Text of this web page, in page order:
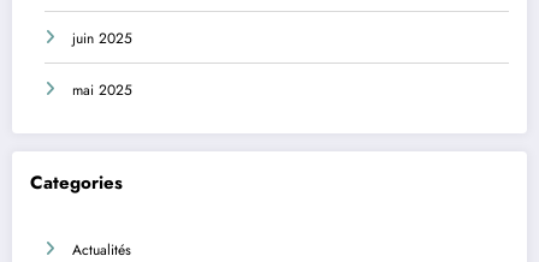
juin 2025
mai 2025
Categories
Actualités